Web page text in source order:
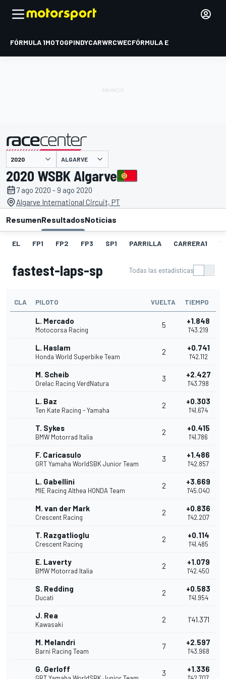
FÓRMULA 1MOTOGPINDYCARWRCWECFÓRMULA E
presentado por ALGARVE
2020 WSBK Algarve
7 ago 2020 - 9 ago 2020
Algarve International Circuit, PT
ResumenResultadosNoticias
EL FP1 FP2 FP3 SP1 PARRILLA CARRERA1
fastest-laps-sp Todas las estadísticas
CLA PILOTO VUELTA TIEMPO
L. Mercado
Motocorsa Racing
5 +1.848
1'43.219
L. Haslam
Honda World Superbike Team
2 +0.741
1'42.112
M. Scheib
Orelac Racing VerdNatura
3 +2.427
1'43.798
L. Baz
Ten Kate Racing - Yamaha
2 +0.303
1'41.674
T. Sykes
BMW Motorrad Italia
2 +0.415
1'41.786
F. Caricasulo
GRT Yamaha WorldSBK Junior Team
3 +1.486
1'42.857
L. Gabellini
MIE Racing Althea HONDA Team
2 +3.669
1'45.040
M. van der Mark
Crescent Racing
2 +0.836
1'42.207
T. Razgatlioglu
Crescent Racing
2 +0.114
1'41.485
E. Laverty
BMW Motorrad Italia
2 +1.079
1'42.450
S. Redding
Ducati
2 +0.583
1'41.954
J. Rea
Kawasaki
2 1'41.371
M. Melandri
Barni Racing Team
7 +2.597
1'43.968
G. Gerloff 3 +1.336